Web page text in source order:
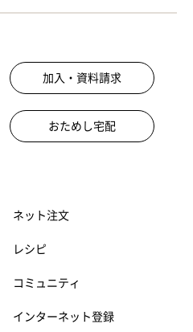
加入・資料請求
おためし宅配
ネット注文
レシピ
コミュニティ
インターネット登録